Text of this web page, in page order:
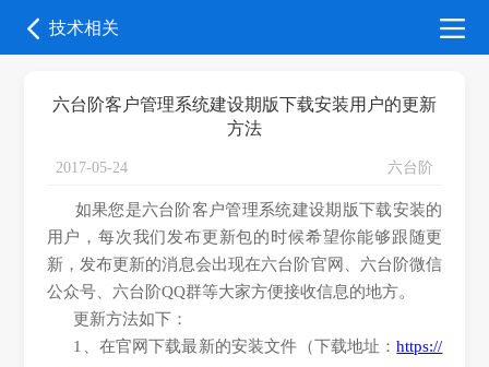
技术相关
六台阶客户管理系统建设期版下载安装用户的更新
方法
2017-05-24 六台阶
如果您是六台阶客户管理系统建设期版下载安装的
用户，每次我们发布更新包的时候希望你能够跟随更
新，发布更新的消息会出现在六台阶官网、六台阶微信
公众号、六台阶QQ群等大家方便接收信息的地方。
更新方法如下：
1、在官网下载最新的安装文件（下载地址：https://